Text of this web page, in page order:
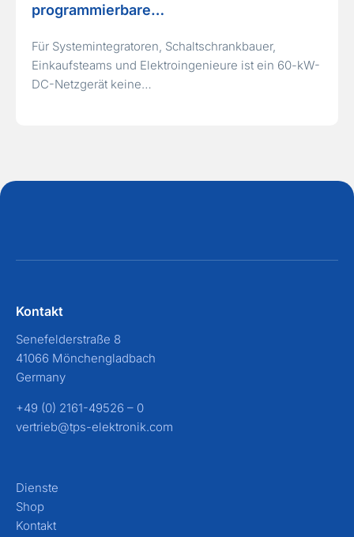
programmierbare…
Für Systemintegratoren, Schaltschrankbauer,
Einkaufsteams und Elektroingenieure ist ein 60-kW-
DC-Netzgerät keine…
Kontakt
Senefelderstraße 8
41066 Mönchengladbach
Germany
+49 (0) 2161-49526 – 0
vertrieb@tps-elektronik.com
Dienste
Shop
Kontakt